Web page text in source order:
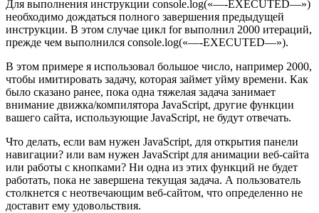
Для выполнения инструкции console.log(«—-EXECUTED—»)
необходимо дождаться полного завершения предыдущей
инструкции. В этом случае цикл for выполнил 2000 итераций,
прежде чем выполнился console.log(«—-EXECUTED—»).
В этом примере я использовал большое число, например 2000,
чтобы имитировать задачу, которая займет уйму времени. Как
было сказано ранее, пока одна тяжелая задача занимает
внимание движка/компилятора JavaScript, другие функции
вашего сайта, использующие JavaScript, не будут отвечать.
Что делать, если вам нужен JavaScript, для открытия панели
навигации? или вам нужен JavaScript для анимации веб-сайта
или работы с кнопками? Ни одна из этих функций не будет
работать, пока не завершена текущая задача. А пользователь
столкнется с неотвечающим веб-сайтом, что определенно не
доставит ему удовольствия.